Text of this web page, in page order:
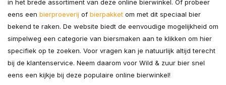
in het brede assortiment van deze online bierwinkel. Of probeer
eens een bierproeverij of bierpakket om met dit speciaal bier
bekend te raken. De website biedt de eenvoudige mogelijkheid om
simpelweg een categorie van biersmaken aan te klikken om hier
specifiek op te zoeken. Voor vragen kan je natuurlijk altijd terecht
bij de klantenservice. Neem daarom voor Wild & zuur bier snel
eens een kijkje bij deze populaire online bierwinkel!